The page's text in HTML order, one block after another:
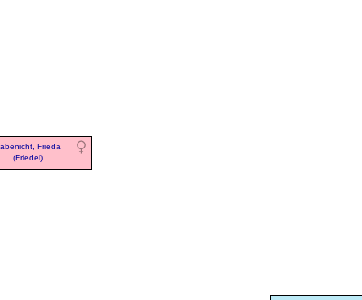
Frieda
(Friedel)